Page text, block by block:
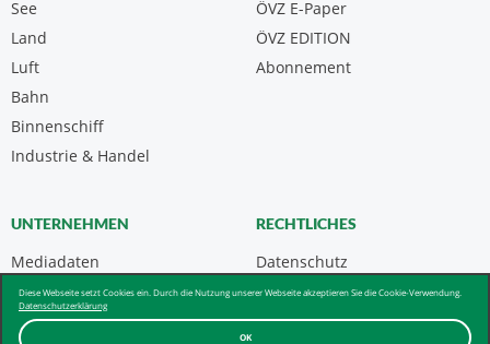
OK
Diese Webseite setzt Cookies ein. Durch die Nutzung unserer Webseite akzeptieren Sie die Cookie-Verwendung.
Datenschutzerklärung
See
Land
Luft
Bahn
Binnenschiff
Industrie & Handel
ÖVZ E-Paper
Abonnement
ÖVZ EDITION
UNTERNEHMEN
Mediadaten
Kontakt
Über uns & AGB
RECHTLICHES
Datenschutz
Impressum